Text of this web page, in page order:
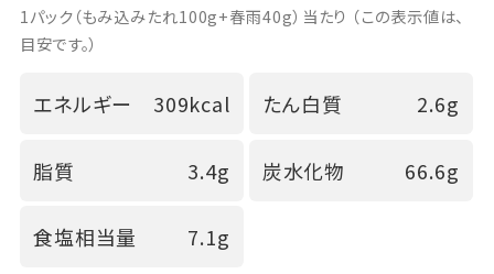
1パック（もみ込みたれ100g+春雨40g）当たり （この表示値は、
目安です。）
エネルギー 309kcal たん白質 2.6g
脂質 3.4g 炭水化物 66.6g
食塩相当量 7.1g